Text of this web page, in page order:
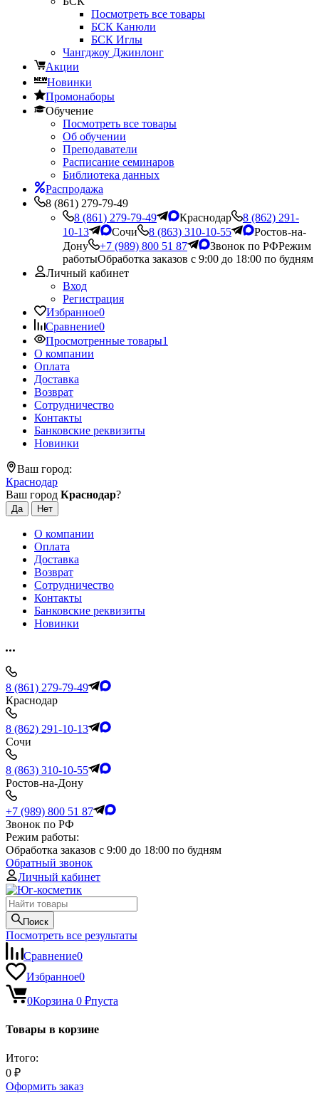
Посмотреть все товары
БСК Канюли
БСК Иглы
Чангджоу Джинлонг
Акции
Новинки
Промонаборы
Обучение
Посмотреть все товары
Об обучении
Преподаватели
Расписание семинаров
Библиотека данных
Распродажа
8 (861) 279-79-49
8 (861) 279-79-49
Краснодар
8 (862) 291-
10-13
Сочи 8 (863) 310-10-55
Ростов-на-
Дону
+7 (989) 800 51 87 Звонок по РФРежим
работыОбработка заказов с 9:00 до 18:00 по будням
Личный кабинет
Вход
Регистрация
Избранное0
Сравнение0
Просмотренные товары1
О компании
Оплата
Доставка
Возврат
Сотрудничество
Контакты
Банковские реквизиты
Новинки
Ваш город:
Краснодар
Ваш город Краснодар?
О компании
Оплата
Доставка
Возврат
Сотрудничество
Контакты
Банковские реквизиты
Новинки
8 (861) 279-79-49
Краснодар
8 (862) 291-10-13
Сочи
8 (863) 310-10-55
Ростов-на-Дону
+7 (989) 800 51 87
Звонок по РФ
Режим работы:
Обработка заказов с 9:00 до 18:00 по будням
Обратный звонок
Личный кабинет
Поиск
Посмотреть все результаты
Сравнение0
Избранное0
0Корзина 0 ₽пуста
Товары в корзине
Итого:
0 ₽
Оформить заказ